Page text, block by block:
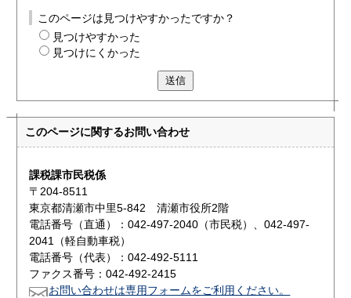
このページは見つけやすかったですか？
見つけやすかった
見つけにくかった
送信
このページに関するお問い合わせ
課税課市民税係
〒204-8511
東京都清瀬市中里5-842 清瀬市役所2階
電話番号（直通）：042-497-2040（市民税）、042-497-
2041（軽自動車税）
電話番号（代表）：042-492-5111
ファクス番号：042-492-2415
お問い合わせは専用フォームをご利用ください。